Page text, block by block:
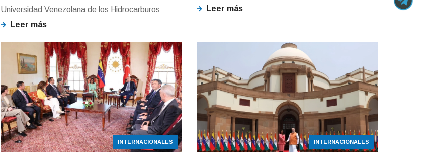
Universidad Venezolana de los Hidrocarburos
Leer más
Leer más
INTERNACIONALES INTERNACIONALES